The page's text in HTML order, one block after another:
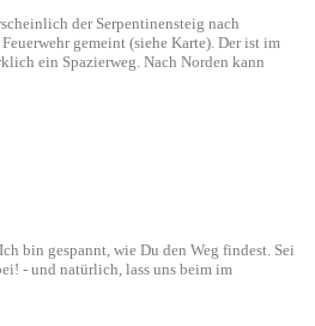
der Serpentinensteig nach
gemeint (siehe Karte). Der ist im
ein Spazierweg. Nach Norden kann
bin gespannt, wie Du den Weg findest. Sei
- und natürlich, lass uns beim im